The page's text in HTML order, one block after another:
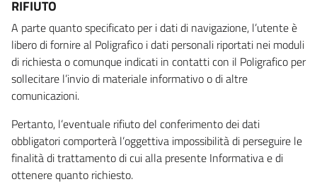
RIFIUTO
A parte quanto specificato per i dati di navigazione, l’utente è
libero di fornire al Poligrafico i dati personali riportati nei moduli
di richiesta o comunque indicati in contatti con il Poligrafico per
sollecitare l’invio di materiale informativo o di altre
comunicazioni.
Pertanto, l’eventuale rifiuto del conferimento dei dati
obbligatori comporterà l’oggettiva impossibilità di perseguire le
finalità di trattamento di cui alla presente Informativa e di
ottenere quanto richiesto.